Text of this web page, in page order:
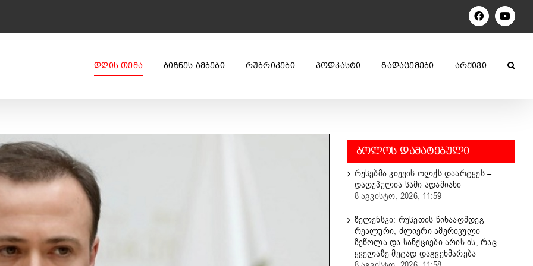
Facebook
ᲓᲦᲘᲡ ᲗᲔᲛᲐ ᲑᲘᲖᲜᲔᲡ ᲐᲛᲑᲔᲑᲘ ᲠᲣᲑᲠᲘᲙᲔᲑᲘ ᲞᲝᲓᲙᲐᲡᲢᲘ ᲒᲐᲓᲐᲪᲔᲛᲔᲑᲘ ᲐᲠᲥᲘᲕᲘ
ᲑᲝᲚᲝᲡ ᲓᲐᲛᲐᲢᲔᲑᲣᲚᲘ
რუსებმა კიევის ოლქს დაარტყეს –
დაღუპულია სამი ადამიანი
8 აგვისტო, 2026, 11:59
ზელენსკი: რუსეთის წინააღმდეგ
რეალური, ძლიერი ამერიკული
ზეწოლა და სანქციები არის ის, რაც
ყველაზე მეტად დაგვეხმარება